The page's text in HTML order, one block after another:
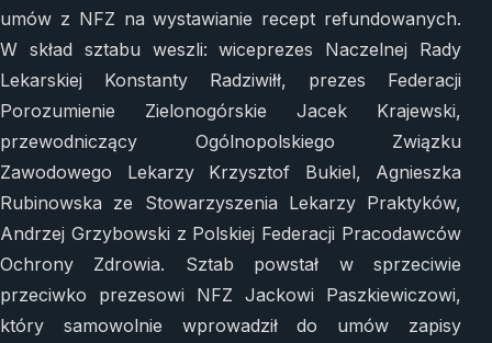
umów z NFZ na wystawianie recept refundowanych.
W skład sztabu weszli: wiceprezes Naczelnej Rady
Lekarskiej Konstanty Radziwiłł, prezes Federacji
Porozumienie Zielonogórskie Jacek Krajewski,
przewodniczący Ogólnopolskiego Związku
Zawodowego Lekarzy Krzysztof Bukiel, Agnieszka
Rubinowska ze Stowarzyszenia Lekarzy Praktyków,
Andrzej Grzybowski z Polskiej Federacji Pracodawców
Ochrony Zdrowia. Sztab powstał w sprzeciwie
przeciwko prezesowi NFZ Jackowi Paszkiewiczowi,
który samowolnie wprowadził do umów zapisy